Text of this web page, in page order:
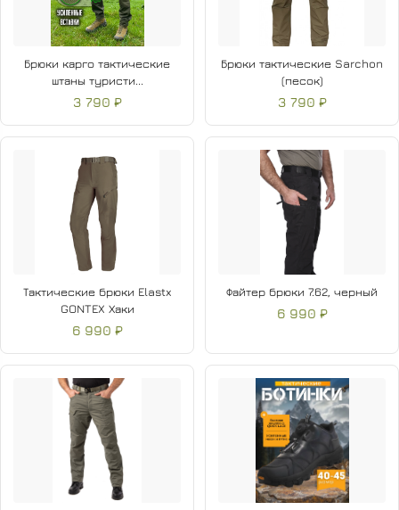
Брюки карго тактические
штаны туристи...
3 790 ₽
Брюки тактические Sarchon
(песок)
3 790 ₽
Тактические брюки Elastx
GONTEX Хаки
6 990 ₽
Файтер брюки 7.62, черный
6 990 ₽